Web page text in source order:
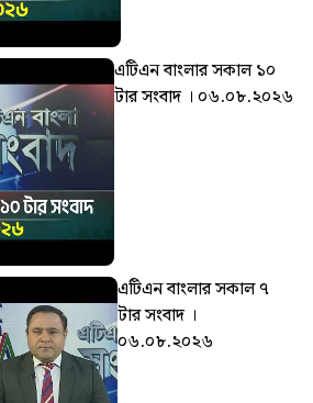
এটিএন বাংলার সকাল ১০
টার সংবাদ । ০৬.০৮.২০২৬
এটিএন বাংলার সকাল ৭
টার সংবাদ ।
০৬.০৮.২০২৬